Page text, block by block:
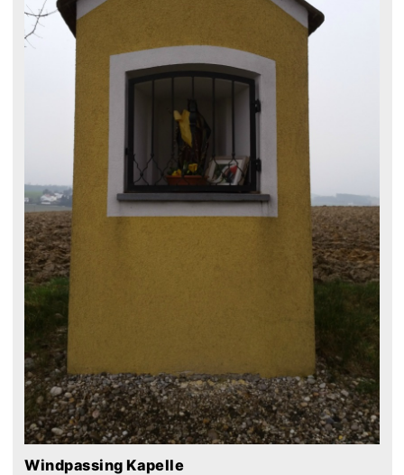
Windpassing Kapelle